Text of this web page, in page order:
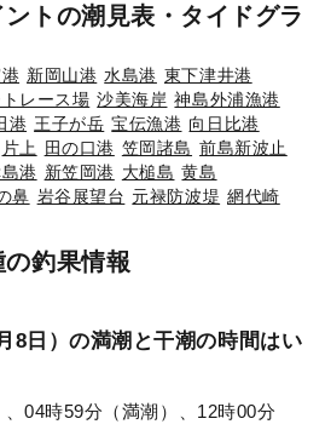
トの潮見表・タイドグラ
新岡山港 水島港 東下津井港
レース場 沙美海岸 神島外浦漁港
港 王子が岳 宝伝漁港 向日比港
片上 田の口港 笠岡諸島 前島新波止
港 新笠岡港 大槌島 黄島
鼻 岩谷展望台 元禄防波堤 網代崎
釣果情報
8日）の満潮と干潮の時間はい
04時59分（満潮）、12時00分